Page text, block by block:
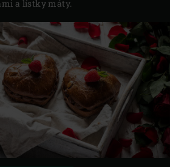
a lístky máty.